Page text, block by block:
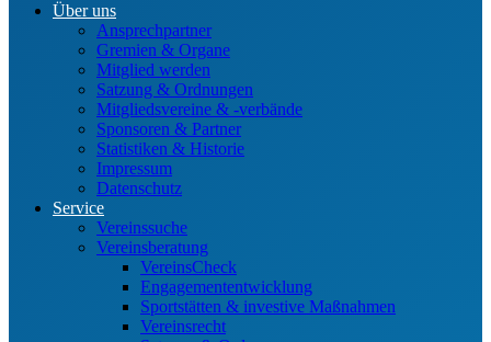
Über uns
Ansprechpartner
Gremien & Organe
Mitglied werden
Satzung & Ordnungen
Mitgliedsvereine & -verbände
Sponsoren & Partner
Statistiken & Historie
Impressum
Datenschutz
Service
Vereinssuche
Vereinsberatung
VereinsCheck
Engagemententwicklung
Sportstätten & investive Maßnahmen
Vereinsrecht